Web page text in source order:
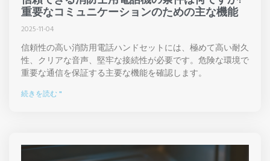
重要なコミュニケーションのための主な機能
2025-11-04
信頼性の高い消防用電話ハンドセットには、極めて高い耐久
性、クリアな音声、堅牢な接続性が必要です。危険な環境で
重要な通信を保証する主要な機能を確認します。
続きを読む "